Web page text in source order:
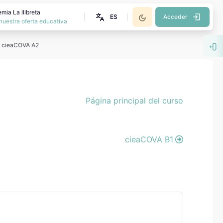
La llibreta
oferta educativa
ES Acceder
cieaCOVA A2
Página principal del curso
cieaCOVA B1